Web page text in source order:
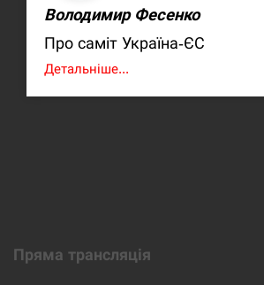
Володимир Фесенко
Про саміт Україна-ЄС
Детальніше...
Пряма трансляція